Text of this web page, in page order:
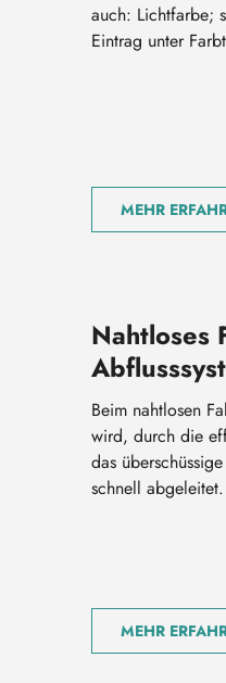
auch: Lichtfarbe;
Eintrag unter
MEHR
Nahtloses
Beim nahtlosen
wird, durch die
das
schnell abgeleitet.
MEHR